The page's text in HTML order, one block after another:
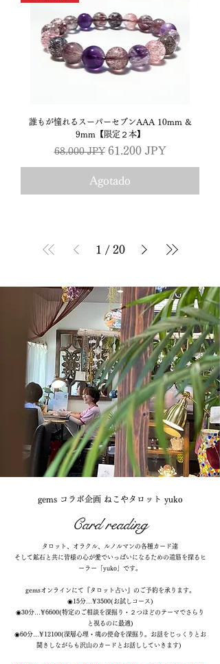
誰もが憧れるスーパーセブンAAA 10mm &
9mm【限定２本】
Precio
68.000 JPY Precio de oferta
61.200 JPY
Agotado
1 / 20
gems コラボ企画 ねこやタロット yuko
Card reading
タロット、オラクル、ルノルマンの各種カード達
そして鉱石と共に皆様の心が愛でいっぱいになるための道筋を探るヒ
ーラー「yuko」です。
​gemsオンラインにて『タロット占い』のご予約を承ります。
◉15分…¥3500(お試しコース)
◉30分…¥6600(特定のご相談を深掘り・２つほどのテーマでさらり
と視るのに最適)
◉60分…¥12100(深層心理・魂の使命を深掘り。お話をじっくりとお
聞きしながらも沢山のカードとお話ししていきます)